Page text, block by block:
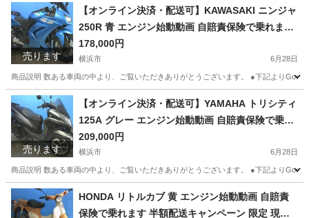
神奈川 横浜市 ヤマハ エンジン
売ります
【オンライン決済・配送可】KAWASAKI ニンジャ
250R 青 エンジン始動動画 自賠責保険で乗れます
半額配送キャンペーン 現状渡し諸経費￥0- 横浜 P
-Yard
178,000円
横浜市 6月28日
商品説明 数ある車両の中より、ご覧いただきありがとうございます。 ●下記より
神奈川 横浜市 カワサキ ニンジャ
売ります
【オンライン決済・配送可】YAMAHA トリシティ
125A グレー エンジン始動動画 自賠責保険で乗れ
ます 半額配送キャンペーン 現状渡し諸経費￥0 横
浜 P-Yard 045-507-6300 ヤマハ発動機
209,000円
横浜市 6月28日
商品説明 数ある車両の中より、ご覧いただきありがとうございます。 ●下記より
神奈川 横浜市 トリシティ
HONDA リトルカブ 黄 エンジン始動動画 自賠責
保険で乗れます 半額配送キャンペーン 限定 現状